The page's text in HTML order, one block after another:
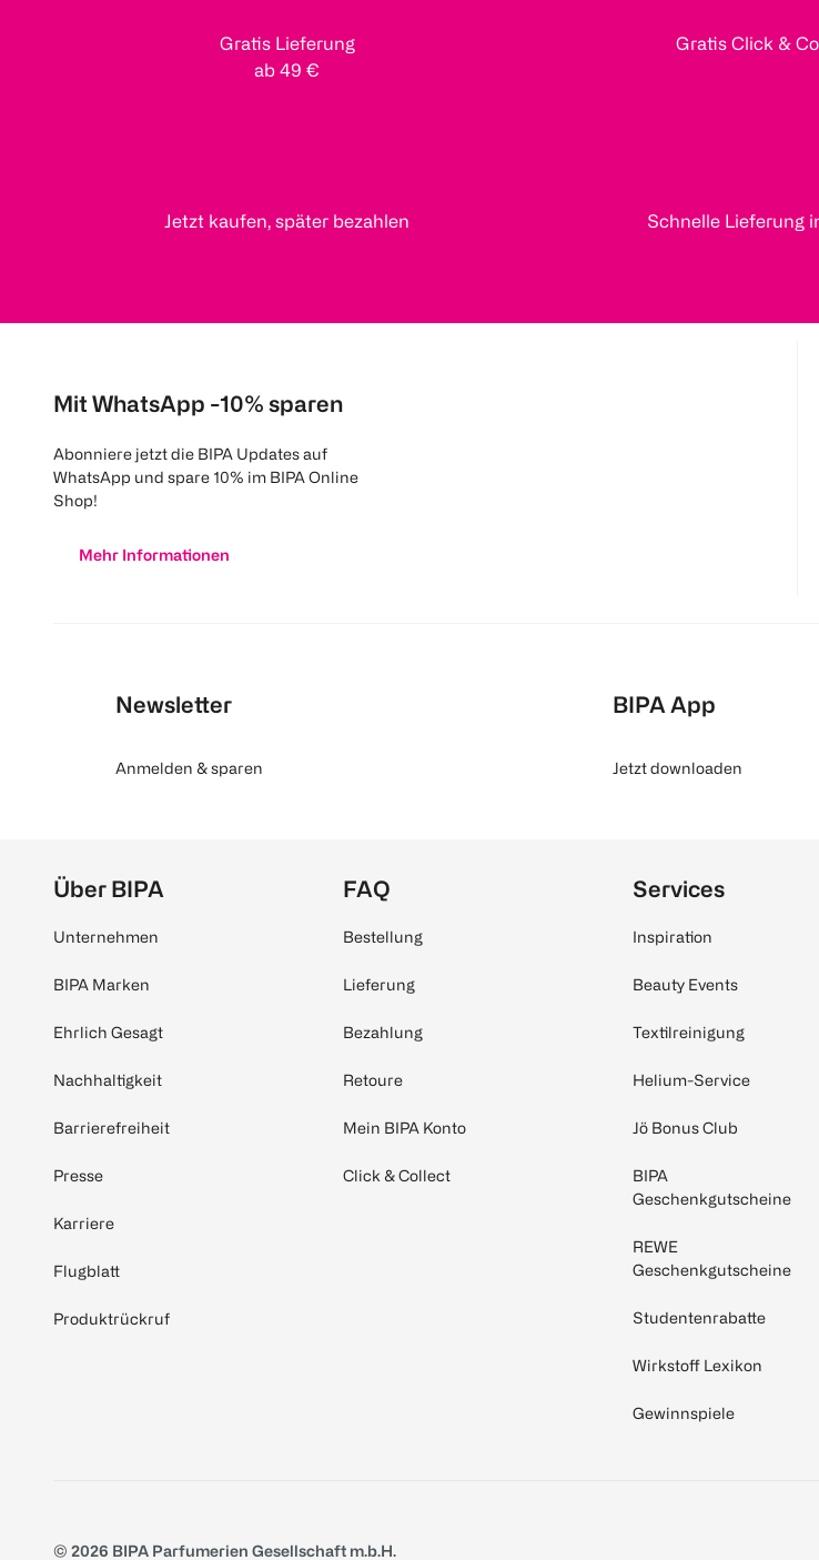
Gratis Lieferung
ab 49 €
Gratis Click &
Jetzt kaufen, später bezahlen Schnelle Lieferung
Mit WhatsApp -10% sparen
Abonniere jetzt die BIPA Updates auf
WhatsApp und spare 10% im BIPA Online
Shop!
Mehr Informationen
Newsletter
Anmelden & sparen
BIPA App
Jetzt downloaden
Über BIPA
Unternehmen
BIPA Marken
Ehrlich Gesagt
Nachhaltigkeit
Barrierefreiheit
Presse
Karriere
Flugblatt
Produktrückruf
FAQ
Bestellung
Lieferung
Bezahlung
Retoure
Mein BIPA Konto
Click & Collect
Services
Inspiration
Beauty Events
Textilreinigung
Helium-Service
Jö Bonus Club
BIPA
Geschenkgutscheine
REWE
Geschenkgutscheine
Studentenrabatte
Wirkstoff Lexikon
Gewinnspiele
© 2026 BIPA Parfumerien Gesellschaft m.b.H.